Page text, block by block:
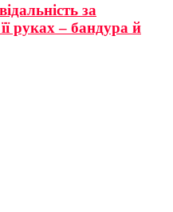
за
руках – бандура й